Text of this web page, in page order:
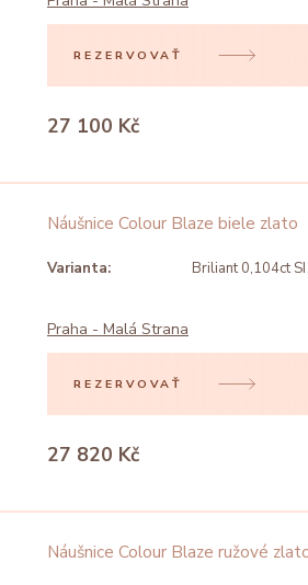
REZERVOVAŤ
27 100 Kč
Náušnice Colour Blaze biele zlato
Varianta: Briliant 0,104ct
Praha - Malá Strana
REZERVOVAŤ
27 820 Kč
Náušnice Colour Blaze ružové